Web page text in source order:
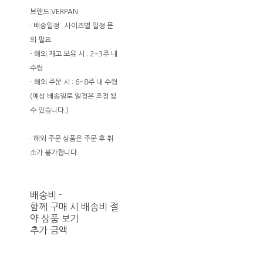
브랜드:VERPAN
· 배송일정 : 사이즈별 일정 문
의 필요
- 해외 재고 보유 시 : 2~3주 내
수령
- 해외 주문 시 : 6~8주 내 수령
(예상 배송일로 일정은 조정 될
수 있습니다.)
· 해외 주문 상품은 주문 후 취
소가 불가합니다.
배송비 -
함께 구매 시 배송비 절
약 상품 보기
추가 금액